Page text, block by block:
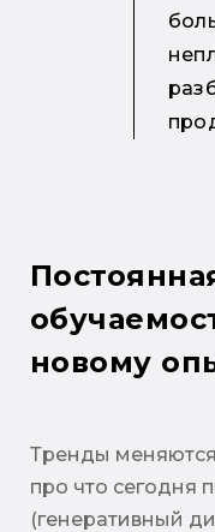
новому
Тренды
про что сегодня
(генеративный